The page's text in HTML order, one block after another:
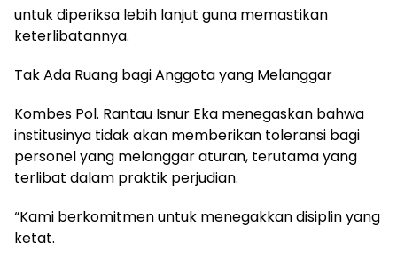
untuk diperiksa lebih lanjut guna memastikan
keterlibatannya.
Tak Ada Ruang bagi Anggota yang Melanggar
Kombes Pol. Rantau Isnur Eka menegaskan bahwa
institusinya tidak akan memberikan toleransi bagi
personel yang melanggar aturan, terutama yang
terlibat dalam praktik perjudian.
“Kami berkomitmen untuk menegakkan disiplin yang
ketat.